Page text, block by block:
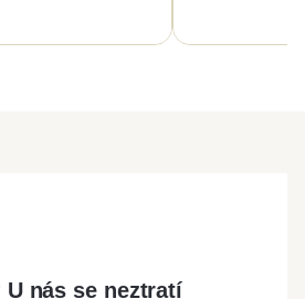
U nás se neztratí